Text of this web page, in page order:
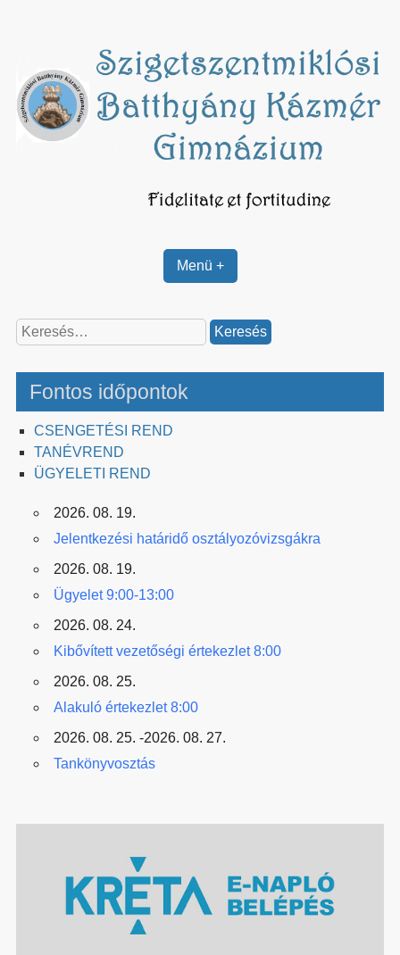
Menü +
Keresés:
Fontos időpontok
CSENGETÉSI REND
TANÉVREND
ÜGYELETI REND
2026. 08. 19.
Jelentkezési határidő osztályozóvizsgákra
2026. 08. 19.
Ügyelet 9:00-13:00
2026. 08. 24.
Kibővített vezetőségi értekezlet 8:00
2026. 08. 25.
Alakuló értekezlet 8:00
2026. 08. 25. -2026. 08. 27.
Tankönyvosztás